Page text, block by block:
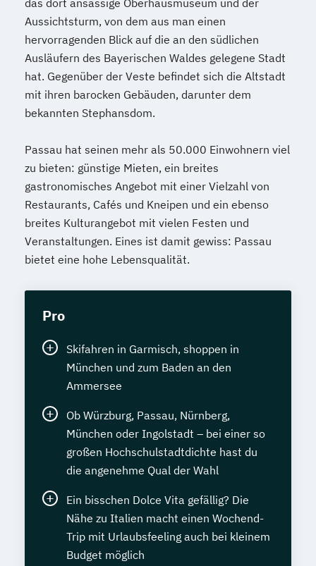
das dort ansässige Oberhausmuseum und der
Aussichtsturm, von dem aus man einen
hervorragenden Blick auf die an den südlichen
Ausläufern des Bayerischen Waldes gelegene Stadt
hat. Gegenüber der Veste befindet sich die Altstadt
mit ihren barocken Gebäuden, darunter dem
bekannten Stephansdom.
Passau hat seinen mehr als 50.000 Einwohnern viel
zu bieten: günstige Mieten, ein breites
gastronomisches Angebot mit einer Vielzahl von
Restaurants, Cafés und Kneipen und ein ebenso
breites Kulturangebot mit vielen Festen und
Veranstaltungen. Eines ist damit gewiss: Passau
bietet eine hohe Lebensqualität.
Pro
Skifahren in Garmisch, shoppen in
München und zum Baden an den
Ammersee
Ob Würzburg, Passau, Nürnberg,
München oder Ingolstadt – bei einer so
großen Hochschulstadtdichte hast du
die angenehme Qual der Wahl
Ein bisschen Dolce Vita gefällig? Die
Nähe zu Italien macht einen Wochend-
Trip mit Urlaubsfeeling auch bei kleinem
Budget möglich